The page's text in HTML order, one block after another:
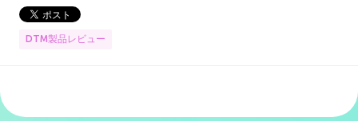
DTM製品レビュー